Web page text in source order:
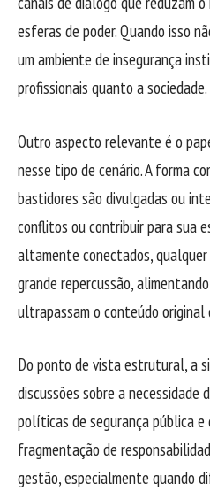
esferas de poder. Quando isso
um ambiente de insegurança
profissionais quanto a sociedade.
Outro aspecto relevante é o
nesse tipo de cenário. A forma
bastidores são divulgadas ou
conflitos ou contribuir para sua
altamente conectados,
grande repercussão,
ultrapassam o conteúdo original
Do ponto de vista estrutural, a
discussões sobre a necessidade
políticas de segurança pública e
fragmentação de
gestão, especialmente quando